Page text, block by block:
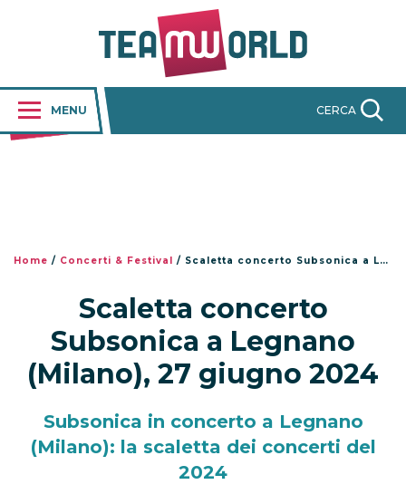
MENU CERCA
Home / Concerti & Festival / Scaletta concerto Subsonica a Legnano (Milano), 27 giugno 2024
Scaletta concerto
Subsonica a Legnano
(Milano), 27 giugno 2024
Subsonica in concerto a Legnano
(Milano): la scaletta dei concerti del
2024